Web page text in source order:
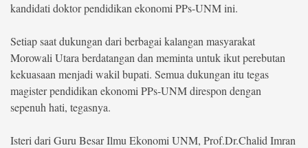
kandidati doktor pendidikan ekonomi PPs-UNM ini.
Setiap saat dukungan dari berbagai kalangan masyarakat
Morowali Utara berdatangan dan meminta untuk ikut perebutan
kekuasaan menjadi wakil bupati. Semua dukungan itu tegas
magister pendidikan ekonomi PPs-UNM direspon dengan
sepenuh hati, tegasnya.
Isteri dari Guru Besar Ilmu Ekonomi UNM, Prof.Dr.Chalid Imran